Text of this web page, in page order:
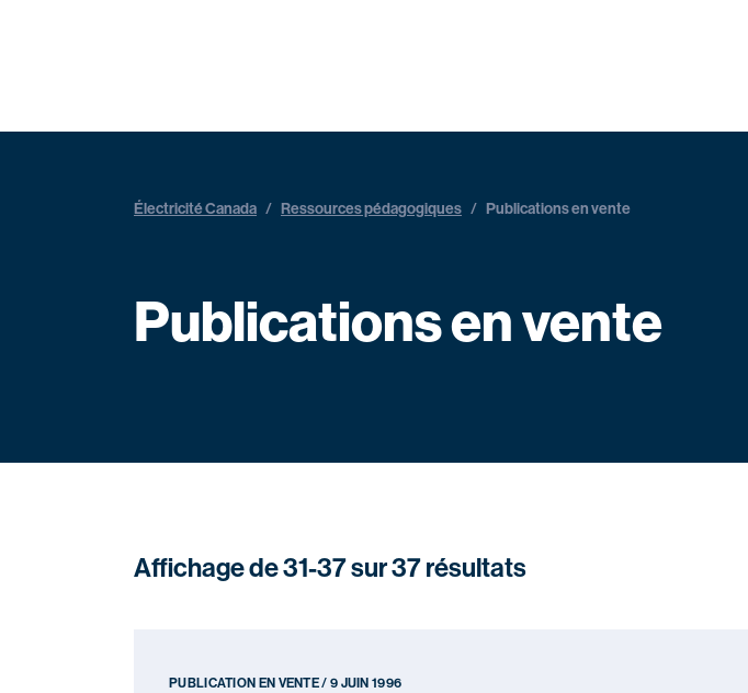
Électricité Canada / Ressources pédagogiques / Publications en vente
Publications en vente
Affichage de 31-37 sur 37 résultats
PUBLICATION EN VENTE / 9 JUIN 1996